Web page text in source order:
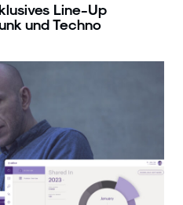
Line-Up
und Techno